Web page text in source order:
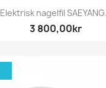
Snabbvy
Elektrisk nagelfil
3 800,00kr